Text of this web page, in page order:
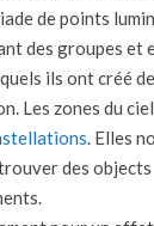
de points
des groupes et
ils ont créé
Les zones du ciel
. Elles
des objects